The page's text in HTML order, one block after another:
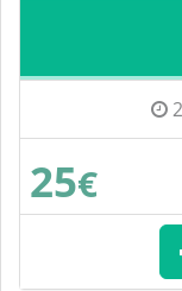
25€